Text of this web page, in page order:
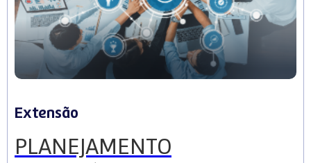
Extensão
PLANEJAMENTO